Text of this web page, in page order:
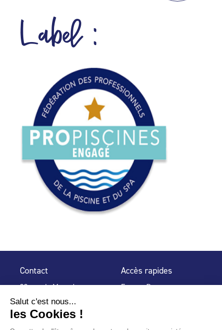
Label :
Contact
32 rue de Mogador
75 009 Paris
Accès rapides
Espace Presse